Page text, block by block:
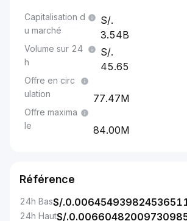
Capitalisation d
u marché
3.54B
Volume sur 24
h
45.65
Offre en circ
ulation
77.47M
Offre maxima
le
84.00M
Référence
24h BasS/.
24h HautS/.